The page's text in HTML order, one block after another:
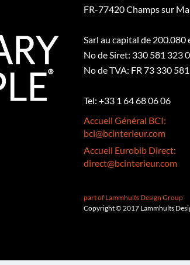
FR-77420 Champs sur
Sarl au capital de 200.080
No de Siret: 330 581 323
No de TVA: FR 73 330
Tel: +33 1 64 68 06 06
Accueil Général BCI:
bci@bcinterieur.com
Accueil Eurobib Direct:
direct@bcinterieur.com
part of Lammhults Design Group
Copyright © 2017 Lammhults